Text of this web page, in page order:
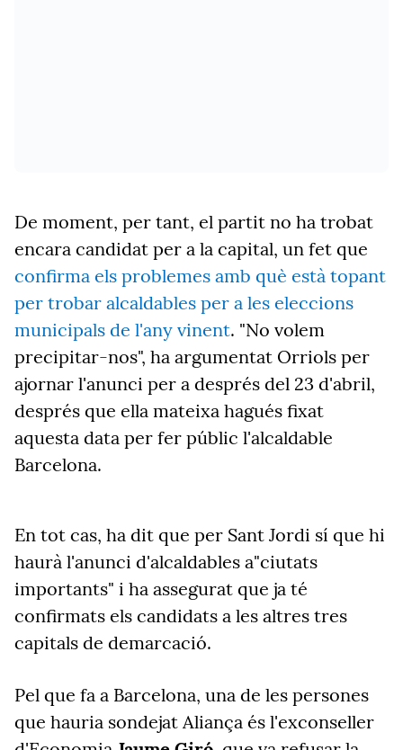
De moment, per tant, el partit no ha trobat
encara candidat per a la capital, un fet que
confirma els problemes amb què està topant
per trobar alcaldables per a les eleccions
municipals de l'any vinent. "No volem
precipitar-nos", ha argumentat Orriols per
ajornar l'anunci per a després del 23 d'abril,
després que ella mateixa hagués fixat
aquesta data per fer públic l'alcaldable
Barcelona.
En tot cas, ha dit que per Sant Jordi sí que hi
haurà l'anunci d'alcaldables a"ciutats
importants" i ha assegurat que ja té
confirmats els candidats a les altres tres
capitals de demarcació.
Pel que fa a Barcelona, una de les persones
que hauria sondejat Aliança és l'exconseller